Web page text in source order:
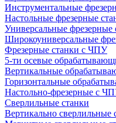
Инструментальные
Настольные фрезерные
Универсальные фрезерные
Широкоуниверсальные
Фрезерные станки с ЧПУ
5-ти осевые
Вертикальные
Горизонтальные
Настольно-фрезерные с
Сверлильные станки
Вертикально сверлильные